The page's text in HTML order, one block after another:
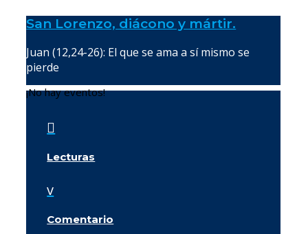
San Lorenzo, diácono y mártir.
Juan (12,24-26): El que se ama a sí mismo se
pierde
¡No hay eventos!

Lecturas
v
Comentario